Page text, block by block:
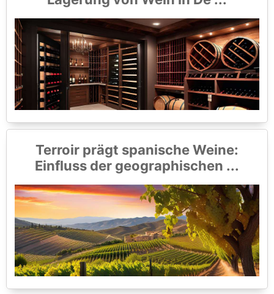
Terroir prägt spanische Weine:
Einfluss der geographischen ...